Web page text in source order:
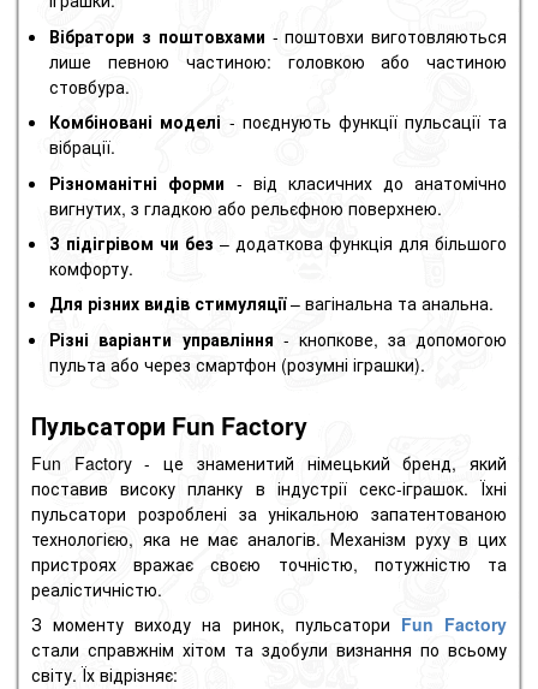
Вібратори з поштовхами - поштовхи виготовляються
лише певною частиною: головкою або частиною
стовбура.
Комбіновані моделі - поєднують функції пульсації та
вібрації.
Різноманітні форми - від класичних до анатомічно
вигнутих, з гладкою або рельєфною поверхнею.
З підігрівом чи без – додаткова функція для більшого
комфорту.
Для різних видів стимуляції– вагінальна та анальна.
Різні варіанти управління - кнопкове, за допомогою
пульта або через смартфон (розумні іграшки).
Пульсатори Fun Factory
Fun Factory - це знаменитий німецький бренд, який
поставив високу планку в індустрії секс-іграшок. Їхні
пульсатори розроблені за унікальною запатентованою
технологією, яка не має аналогів. Механізм руху в цих
пристроях вражає своєю точністю, потужністю та
реалістичністю.
З моменту виходу на ринок, пульсатори Fun Factory
стали справжнім хітом та здобули визнання по всьому
світу. Їх відрізняє: